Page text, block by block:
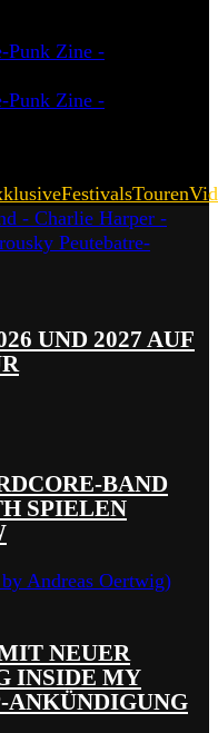
FestivalsTouren
UND 2027 AUF
BAND
SPIELEN
NEUER
INSIDE MY
ANKÜNDIGUNG